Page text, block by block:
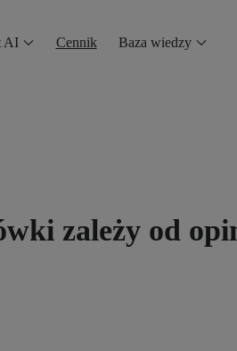
AI Cennik Baza wiedzy
zależy od